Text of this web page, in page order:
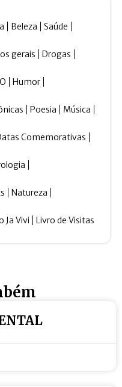
Beleza Saúde
gerais Drogas
Humor
Poesia Música
Comemorativas
Natureza
Ja Vivi Livro de Visitas